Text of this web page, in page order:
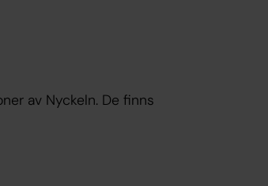
av Nyckeln. De finns